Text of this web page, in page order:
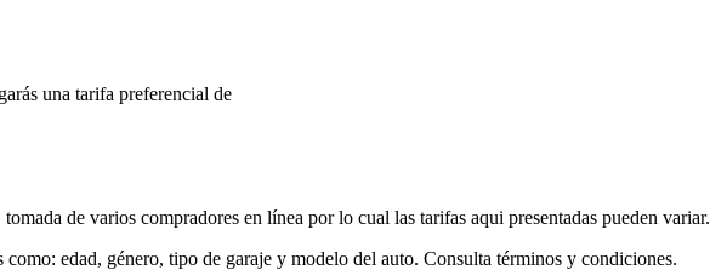
una tarifa preferencial de
de varios compradores en línea por lo cual las tarifas aqui presentadas pueden variar.
edad, género, tipo de garaje y modelo del auto. Consulta términos y condiciones.